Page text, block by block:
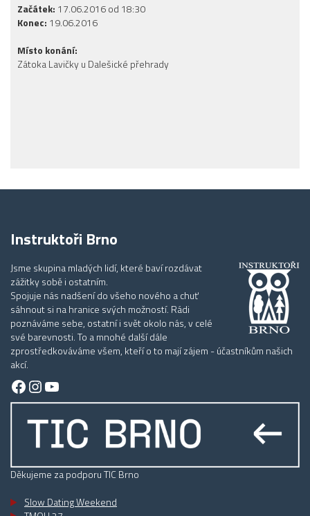
Začátek: 17.06.2016 od 18:30
Konec: 19.06.2016
Místo konání:
Zátoka Lavičky u Dalešické přehrady
Instruktoři Brno
Jsme skupina mladých lidí, které baví rozdávat
zážitky sobě i ostatním.
Spojuje nás nadšení do všeho nového a chuť
sáhnout si na hranice svých možností. Rádi
poznáváme sebe, ostatní i svět okolo nás, v celé
své barevnosti. To a mnohé další dále
zprostředkováváme všem, kteří o to mají zájem - účastníkům našich
akcí.
Facebook
Instagram
YouTube
Děkujeme za podporu TIC Brno
Slow Dating Weekend